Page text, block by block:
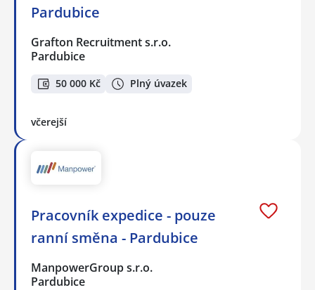
Pardubice
Grafton Recruitment s.r.o.
Pardubice
50 000 Kč Plný úvazek
včerejší
Pracovník expedice - pouze
ranní směna - Pardubice
ManpowerGroup s.r.o.
Pardubice